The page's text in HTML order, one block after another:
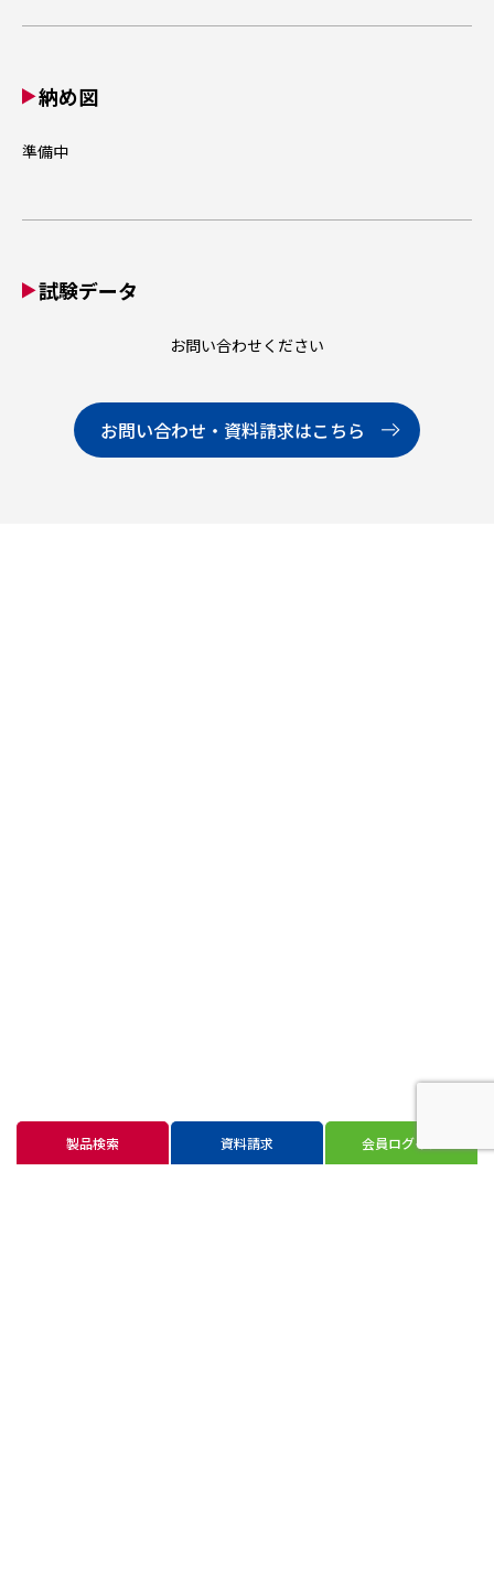
製品検索 資料請求 会員ログイン
納め図
準備中
試験データ
お問い合わせください
お問い合わせ・資料請求はこちら